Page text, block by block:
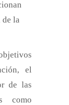
la
el
de las
como